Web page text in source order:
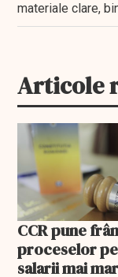
materiale clare,
Articole
CCR pune
proceselor
salarii mai